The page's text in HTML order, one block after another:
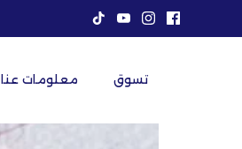
تسوق معلومات عنا